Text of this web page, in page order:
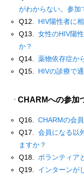
がわからない。参加
Q12. HIV陽性者に相
Q13.女性のHIV陽
か？
Q14.薬物依存症か
Q15. HIVの診療で
・ CHARMへの参加
Q16.CHARMの会
Q17.会員になる以
ますか？
Q18. ボランティア
Q19. インターンが